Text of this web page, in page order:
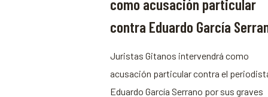
como acusación particular
contra Eduardo García
Juristas Gitanos intervendrá como
acusación particular contra el
Eduardo García Serrano por sus graves